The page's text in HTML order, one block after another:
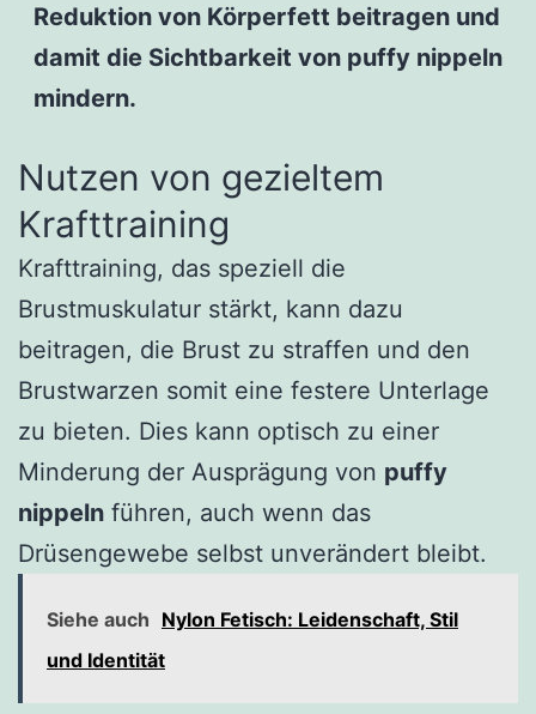
Reduktion von Körperfett beitragen und
damit die Sichtbarkeit von puffy nippeln
mindern.
Nutzen von gezieltem
Krafttraining
Krafttraining, das speziell die
Brustmuskulatur stärkt, kann dazu
beitragen, die Brust zu straffen und den
Brustwarzen somit eine festere Unterlage
zu bieten. Dies kann optisch zu einer
Minderung der Ausprägung von puffy
nippeln führen, auch wenn das
Drüsengewebe selbst unverändert bleibt.
Siehe auch Nylon Fetisch: Leidenschaft, Stil
und Identität